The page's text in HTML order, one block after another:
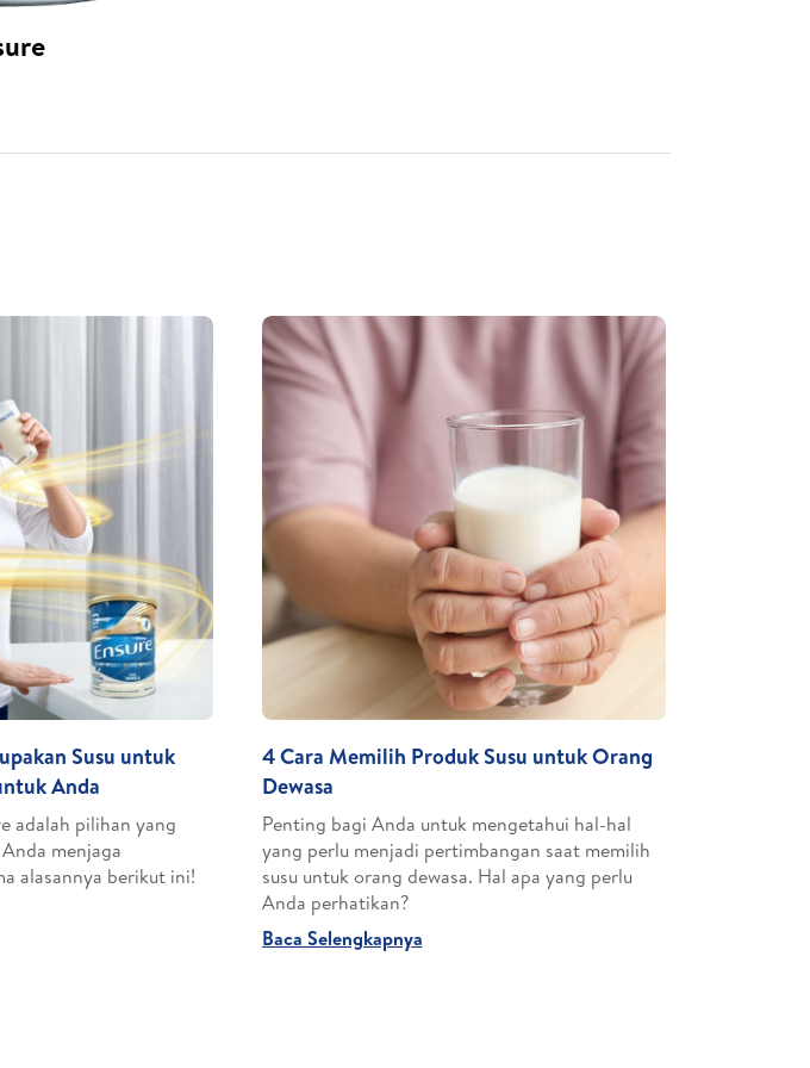
Susu untuk
Anda
adalah pilihan yang
menjaga
alasannya berikut ini!
4 Cara Memilih Produk Susu untuk Orang
Dewasa
Penting bagi Anda untuk mengetahui hal-hal
yang perlu menjadi pertimbangan saat memilih
susu untuk orang dewasa. Hal apa yang perlu
Anda perhatikan?
Baca Selengkapnya